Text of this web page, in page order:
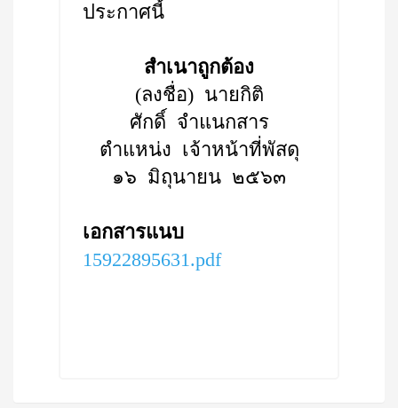
ประกาศนี้
สำเนาถูกต้อง
(ลงชื่อ) นายกิติ
ศักดิ์ จำแนกสาร
ตำแหน่ง เจ้าหน้าที่พัสดุ
๑๖ มิถุนายน ๒๕๖๓
เอกสารแนบ
15922895631.pdf